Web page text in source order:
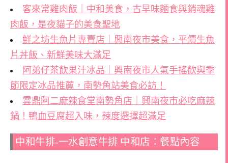
客來常雞肉飯｜中和美食，古早味麵食與銷魂雞
肉飯，是夜貓子的美食聖地
鮮之坊生魚片專賣店｜興南夜市美食，平價生魚
片丼飯、新鮮美味大滿足
阿弟仔茶飲果汁冰品｜興南夜市人氣手搖飲與季
節限定冰品推薦，南勢角站美食必訪！
雲鼎阿二麻辣食堂南勢角店｜興南夜市必吃麻辣
鍋！鴨血豆腐超入味，辣度選擇超滿足
中和牛排-一水創意牛排 中和店：餐點內容